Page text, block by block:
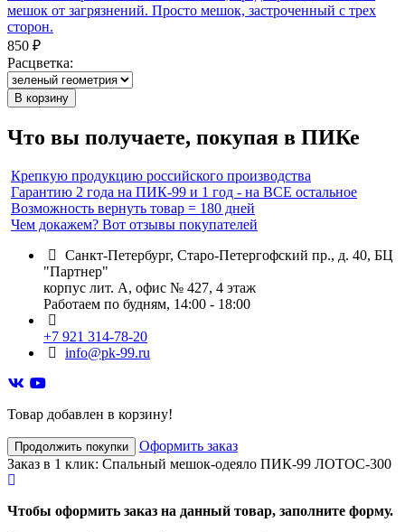
мешок от загрязнений. Просто мешок, застроченный с трех
сторон.
850 ₽
Расцветка:
В корзину
Что вы получаете, покупая в ПИКе
Крепкую продукцию российского производства
Гарантию 2 года на ПИК-99 и 1 год - на ВСЕ остальное
Возможность вернуть товар = 180 дней
Чем докажем? Вот отзывы покупателей
Санкт-Петербург, Старо-Петергофский пр., д. 40, БЦ
"Партнер"
корпус лит. А, офис № 427, 4 этаж
Работаем по будням, 14:00 - 18:00
+7 921 314-78-20
info@pk-99.ru
Товар добавлен в корзину!
Продолжить покупки
Оформить заказ
Заказ в 1 клик: Спальный мешок-одеяло ПИК-99 ЛОТОС-300
Чтобы оформить заказ на данный товар, заполните форму.